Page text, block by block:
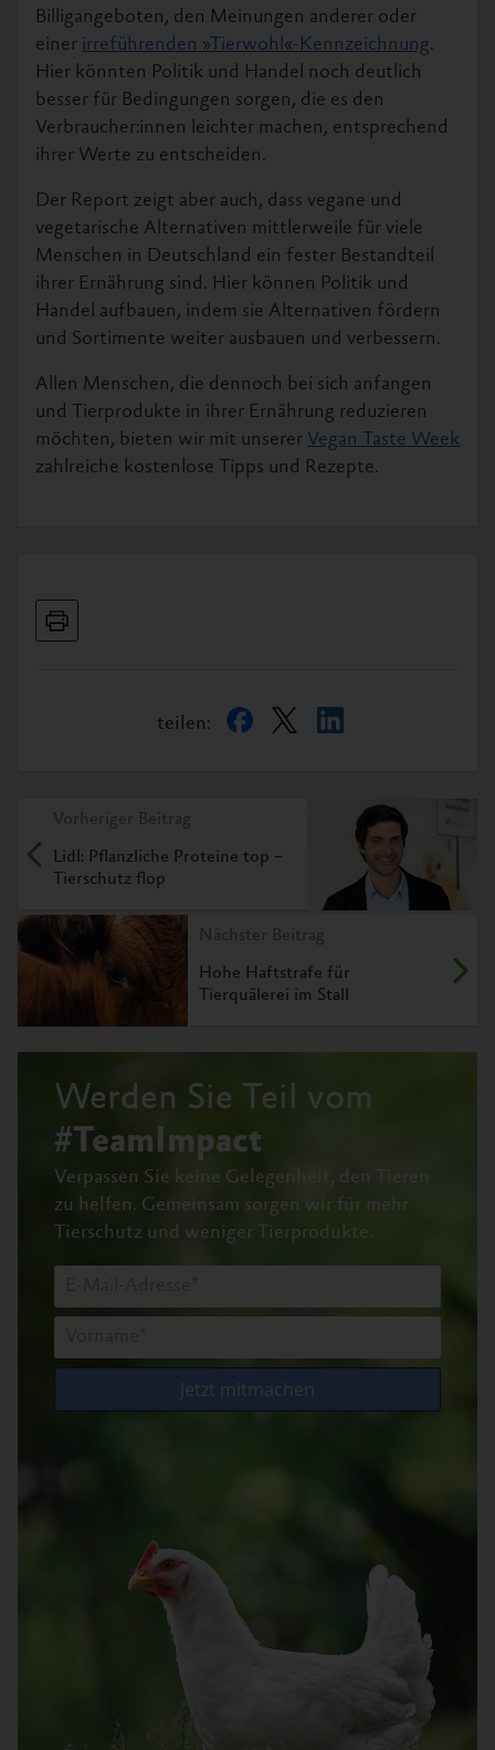
Billigangeboten, den Meinungen anderer oder
einer irreführenden »Tierwohl«-Kennzeichnung.
Hier könnten Politik und Handel noch deutlich
besser für Bedingungen sorgen, die es den
Verbraucher:innen leichter machen, entsprechend
ihrer Werte zu entscheiden.
Der Report zeigt aber auch, dass vegane und
vegetarische Alternativen mittlerweile für viele
Menschen in Deutschland ein fester Bestandteil
ihrer Ernährung sind. Hier können Politik und
Handel aufbauen, indem sie Alternativen fördern
und Sortimente weiter ausbauen und verbessern.
Allen Menschen, die dennoch bei sich anfangen
und Tierprodukte in ihrer Ernährung reduzieren
möchten, bieten wir mit unserer Vegan Taste Week
zahlreiche kostenlose Tipps und Rezepte.
teilen:
Vorheriger Beitrag
Lidl: Pflanzliche Proteine top –
Tierschutz flop
Nächster Beitrag
Hohe Haftstrafe für
Tierquälerei im Stall
Werden Sie Teil vom
#TeamImpact
Verpassen Sie keine Gelegenheit, den Tieren
zu helfen. Gemeinsam sorgen wir für mehr
Tierschutz und weniger Tierprodukte.